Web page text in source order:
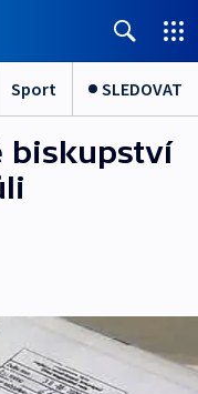
Sport SLEDOVAT
biskupství